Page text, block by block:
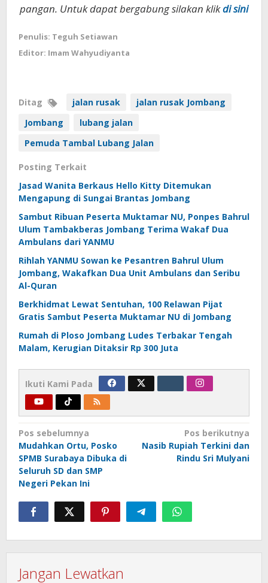
pangan. Untuk dapat bergabung silakan klikdi sini
Penulis: Teguh Setiawan
Editor: Imam Wahyudiyanta
Ditag jalan rusak
jalan rusak Jombang
Jombang
lubang jalan
Pemuda Tambal Lubang Jalan
Posting Terkait
Jasad Wanita Berkaus Hello Kitty Ditemukan
Mengapung di Sungai Brantas Jombang
Sambut Ribuan Peserta Muktamar NU, Ponpes Bahrul
Ulum Tambakberas Jombang Terima Wakaf Dua
Ambulans dari YANMU
Rihlah YANMU Sowan ke Pesantren Bahrul Ulum
Jombang, Wakafkan Dua Unit Ambulans dan Seribu
Al-Quran
Berkhidmat Lewat Sentuhan, 100 Relawan Pijat
Gratis Sambut Peserta Muktamar NU di Jombang
Rumah di Ploso Jombang Ludes Terbakar Tengah
Malam, Kerugian Ditaksir Rp 300 Juta
Ikuti Kami Pada
Navigasi
pos
Pos sebelumnya
Mudahkan Ortu, Posko
SPMB Surabaya Dibuka di
Seluruh SD dan SMP
Negeri Pekan Ini
Pos berikutnya
Nasib Rupiah Terkini dan
Rindu Sri Mulyani
Jangan Lewatkan